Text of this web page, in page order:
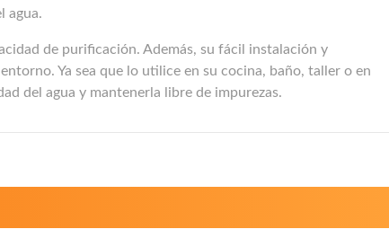
agua.
de purificación. Además, su fácil instalación y
Ya sea que lo utilice en su cocina, baño, taller o en
del agua y mantenerla libre de impurezas.